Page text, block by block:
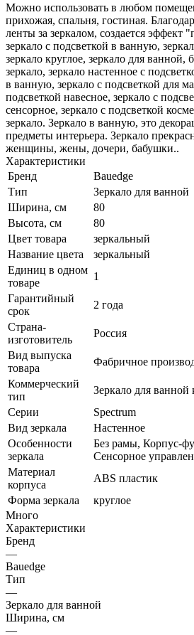
Можно использовать в любом
прихожая, спальня, гостиная.
ленты за зеркалом, создается
зеркало с подсветкой в ванную,
зеркало круглое, зеркало для ванной,
зеркало, зеркало настенное с
в ванную, зеркало с подсветкой для
подсветкой навесное, зеркало с
сенсорное, зеркало с подсветкой
зеркало. Зеркало в ванную, это
предметы интерьера. Зеркало
женщины, жены, дочери, бабушки..
Характеристики
Бренд
Bauedge
Тип
Зеркало для ванной
Ширина, см
80
Высота, см
80
Цвет товара
зеркальный
Название цвета
зеркальный
Единиц в одном
товаре
1
Гарантийный
срок
2 года
Страна-
изготовитель
Россия
Вид выпуска
товара
Фабричное
Коммерческий
тип
Зеркало для
Серии
Spectrum
Вид зеркала
Настенное
Особенности
зеркала
Без рамы, Корпус-
Сенсорное
Материал
корпуса
ABS пластик
Форма зеркала
круглое
Много
Характеристики
Бренд
—
Bauedge
Тип
—
Зеркало для ванной
Ширина, см
—